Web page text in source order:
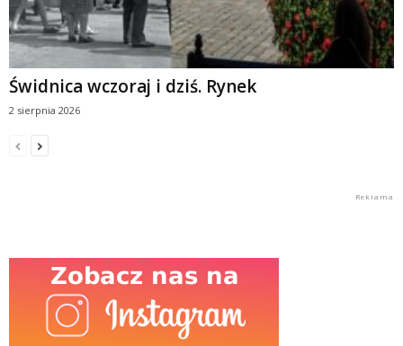
Świdnica wczoraj i dziś. Rynek
2 sierpnia 2026